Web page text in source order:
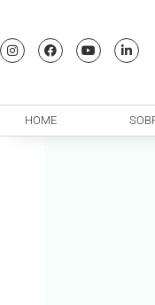
o
I
n
s
g
F
a
c
o
o
Y
o
u
b
L
i
n
d
HOME